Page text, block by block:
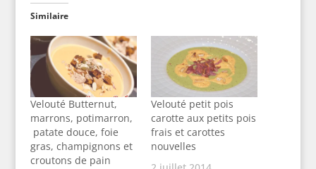
Similaire
Velouté Butternut,
marrons, potimarron,
patate douce, foie
gras, champignons et
croutons de pain
Velouté petit pois
carotte aux petits pois
frais et carottes
nouvelles